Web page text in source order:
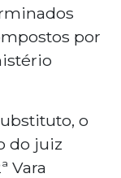
por
o
do juiz
Vara